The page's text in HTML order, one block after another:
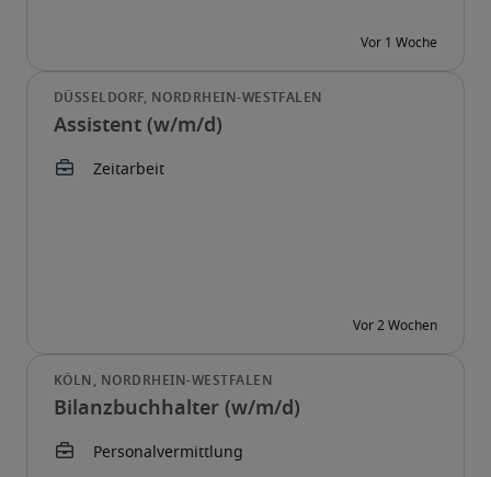
Assistent (w/m/d)
Bilanzbuchhalter (w/m/d)